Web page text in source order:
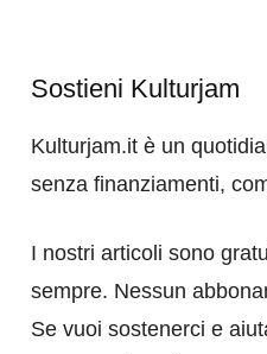
Sostieni Kulturjam
Kulturjam.it è un
senza finanziamenti,
I nostri articoli sono
sempre. Nessun
Se vuoi sostenerci e